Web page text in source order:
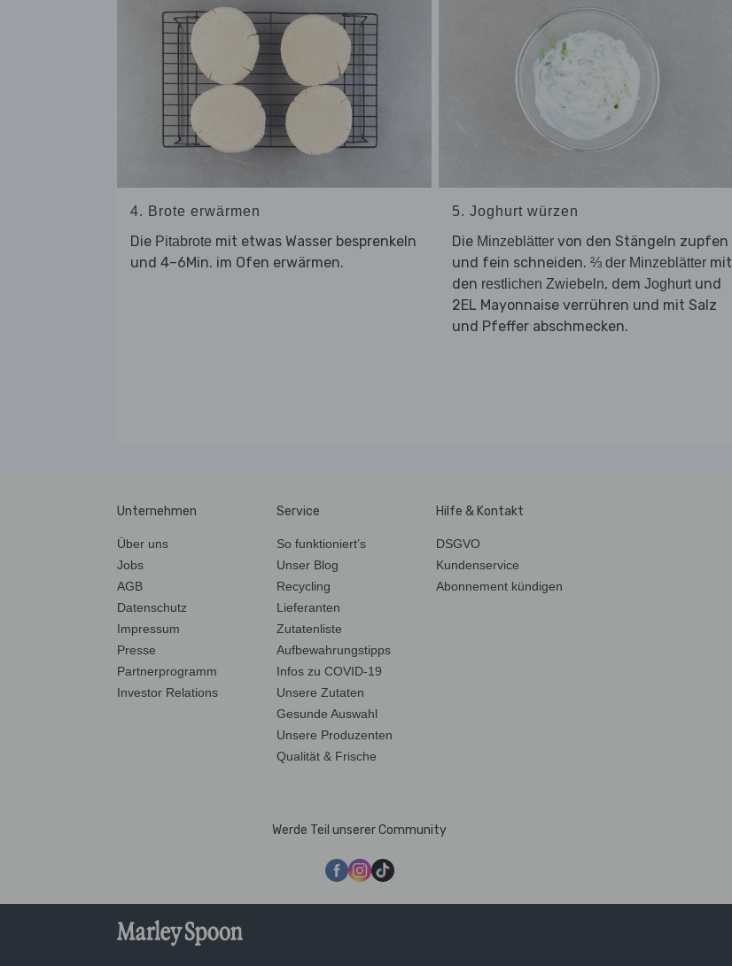
4. Brote erwärmen
Die Pitabrote mit etwas Wasser besprenkeln
und 4–6Min. im Ofen erwärmen.
5. Joghurt würzen
Die Minzeblättervon den Stängeln zupfen
und fein schneiden. ⅔ der Minzeblättermit
den restlichen Zwiebeln, dem Joghurtund
2EL Mayonnaise verrühren und mit Salz
und Pfeffer abschmecken.
Unternehmen
Über uns
Jobs
AGB
Datenschutz
Impressum
Presse
Partnerprogramm
Investor Relations
Service
So funktioniert’s
Unser Blog
Recycling
Lieferanten
Zutatenliste
Aufbewahrungstipps
Infos zu COVID-19
Unsere Zutaten
Gesunde Auswahl
Unsere Produzenten
Qualität & Frische
Hilfe & Kontakt
DSGVO
Kundenservice
Abonnement kündigen
Werde Teil unserer Community